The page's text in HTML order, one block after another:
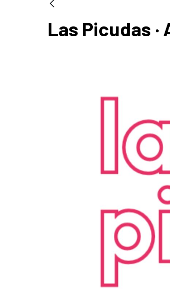
Las Picudas